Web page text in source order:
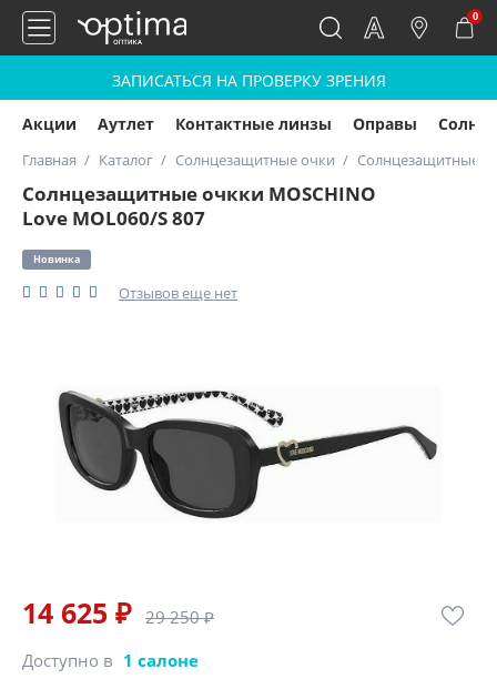
0
ЗАПИСАТЬСЯ НА ПРОВЕРКУ ЗРЕНИЯ
Акции Аутлет Контактные линзы Оправы
Главная Каталог Солнцезащитные очки Солнцезащитные
Солнцезащитные очкки MOSCHINO
Love MOL060/S 807
Новинка
Отзывов еще нет
14 625 ₽ 29 250 ₽
Доступно в 1 салоне